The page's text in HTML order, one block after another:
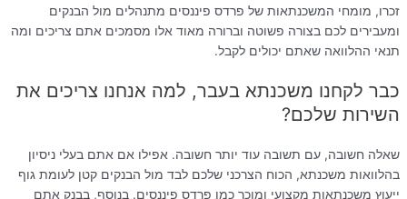
זכרו, מומחי המשכנתאות של פרדס פיננסים מתנהלים מול הבנקים
ומעבירים לכם בצורה פשוטה וברורה מאוד אלו מסמכים אתם צריכים ומה
תנאי ההלוואה שאתם יכולים לקבל.
כבר לקחנו משכנתא בעבר, למה אנחנו צריכים את
השירות שלכם?
שאלה חשובה, עם תשובה עוד יותר חשובה. אפילו אם אתם בעלי ניסיון
בהלוואות משכנתא, הכוח הצרכני שלכם לבד מול הבנקים קטן לעומת גוף
ייעוץ משכנתאות מקצועי ומוכר כמו פרדס פיננסים. בנוסף, בבנק אתם